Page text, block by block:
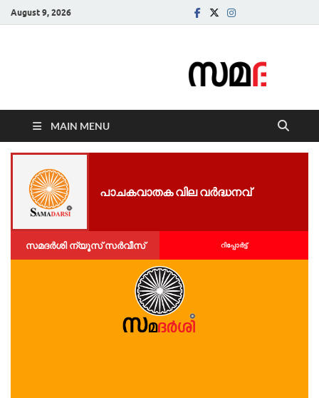
August 9, 2026
MAIN MENU
പാചകവാതക വില വർദ്ധനവ്
സമദർശി ന്യൂസ് സർവീസ് റിപ്പോര്‍ട്ട്